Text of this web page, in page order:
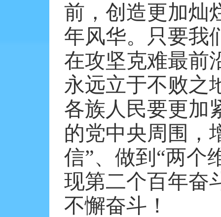
前，创造更加灿
年风华。只要我
在攻坚克难最前
永远立于不败之
各族人民要更加
的党中央周围，
信”、做到“两个
现第二个百年奋
不懈奋斗！